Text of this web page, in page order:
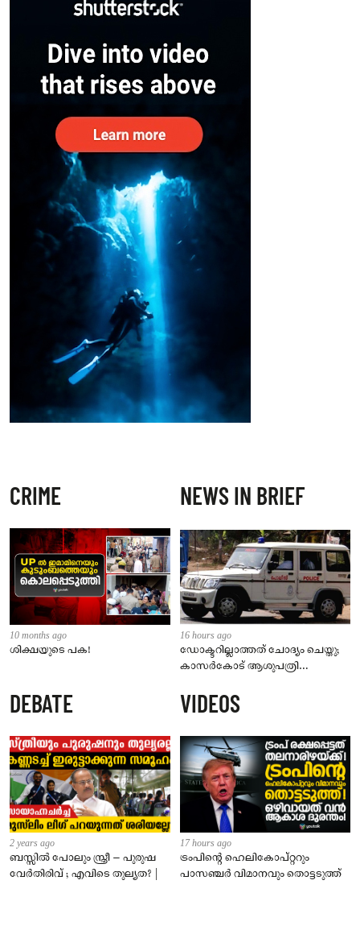
CRIME
10 months ago
ശിക്ഷയുടെ പക!
NEWS IN BRIEF
16 hours ago
ഡോക്ടറില്ലാത്തത് ചോദ്യം ചെയ്തു;
കാസർകോട് ആശുപത്രി
നാട്ടുകാർക്കെതിരെ കേസ്
DEBATE
2 years ago
ബസ്സിൽ പോലും സ്ത്രീ – പുരുഷ
വേർതിരിവ് ; എവിടെ തുല്യത? |
VIDEOS
17 hours ago
ട്രംപിന്റെ ഹെലികോപ്റ്ററും
പാസഞ്ചര്‍ വിമാനവും തൊട്ടടുത്ത്